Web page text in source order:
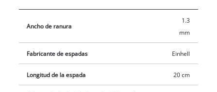
Ancho de ranura
1.3
mm
Fabricante de espadas Einhell
Longitud de la espada 20 cm